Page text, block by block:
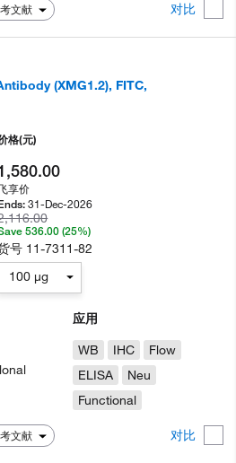
文献 对比
(XMG1.2), FITC,
文献 对比
应用
WB
IHC
Flow
ELISA
Neu
Functional
格(元)
享价
31-Dec-2026
536.00 (25%)
号 11-7311-82
100 µg